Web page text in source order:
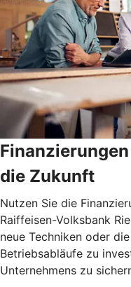
die Zukunft
Nutzen Sie die
Raiffeisen-Volksbank
neue Techniken oder
Betriebsabläufe zu
Unternehmens zu